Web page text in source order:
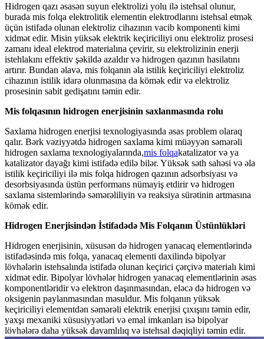
Hidrogen qazı əsasən suyun elektrolizi yolu ilə istehsal olunur,
burada mis folqa elektrolitik elementin elektrodlarını istehsal etmək
üçün istifadə olunan elektroliz cihazının vacib komponenti kimi
xidmət edir. Misin yüksək elektrik keçiriciliyi onu elektroliz prosesi
zamanı ideal elektrod materialına çevirir, su elektrolizinin enerji
istehlakını effektiv şəkildə azaldır və hidrogen qazının hasilatını
artırır. Bundan əlavə, mis folqanın əla istilik keçiriciliyi elektroliz
cihazının istilik idarə olunmasına da kömək edir və elektroliz
prosesinin sabit gedişatını təmin edir.
Mis folqasının hidrogen enerjisinin saxlanmasında rolu
Saxlama hidrogen enerjisi texnologiyasında əsas problem olaraq
qalır. Bərk vəziyyətdə hidrogen saxlama kimi müəyyən səmərəli
hidrogen saxlama texnologiyalarında,mis folqakatalizator və ya
katalizator dayağı kimi istifadə edilə bilər. Yüksək səth sahəsi və əla
istilik keçiriciliyi ilə mis folqa hidrogen qazının adsorbsiyası və
desorbsiyasında üstün performans nümayiş etdirir və hidrogen
saxlama sistemlərində səmərəliliyin və reaksiya sürətinin artmasına
kömək edir.
Hidrogen Enerjisindən İstifadədə Mis Folqanın Üstünlükləri
Hidrogen enerjisinin, xüsusən də hidrogen yanacaq elementlərində
istifadəsində mis folqa, yanacaq elementi daxilində bipolyar
lövhələrin istehsalında istifadə olunan keçirici çərçivə materialı kimi
xidmət edir. Bipolyar lövhələr hidrogen yanacaq elementlərinin əsas
komponentləridir və elektron daşınmasından, eləcə də hidrogen və
oksigenin paylanmasından məsuldur. Mis folqanın yüksək
keçiriciliyi elementdən səmərəli elektrik enerjisi çıxışını təmin edir,
yaxşı mexaniki xüsusiyyətləri və emal imkanları isə bipolyar
lövhələrə daha yüksək davamlılıq və istehsal dəqiqliyi təmin edir.